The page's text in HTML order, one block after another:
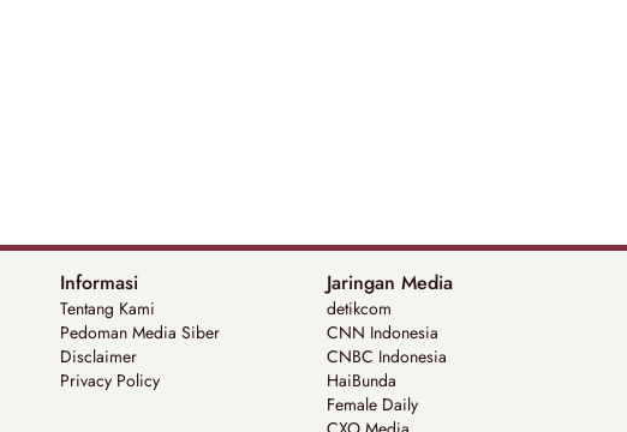
Informasi
Tentang Kami
Pedoman Media Siber
Disclaimer
Privacy Policy
Jaringan Media
detikcom
CNN Indonesia
CNBC Indonesia
HaiBunda
Female Daily